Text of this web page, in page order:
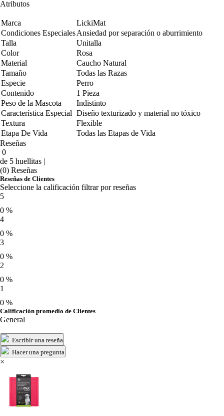
Atributos
Marca
LickiMat
Condiciones EspecialesAnsiedad por separación o aburrimiento
Talla
Unitalla
Color
Rosa
Material
Caucho Natural
Tamaño
Todas las Razas
Especie
Perro
Contenido
1 Pieza
Peso de la Mascota
Indistinto
Característica Especial Diseño texturizado y material no tóxico
Textura
Flexible
Etapa De Vida
Todas las Etapas de Vida
Reseñas
0
de 5 huellitas |
(0) Reseñas
Reseñas de Clientes
Seleccione la calificación filtrar por reseñas
5
0 %
4
0 %
3
0 %
2
0 %
1
0 %
Calificación promedio de Clientes
General
Escribir una reseña
Hacer una pregunta
×